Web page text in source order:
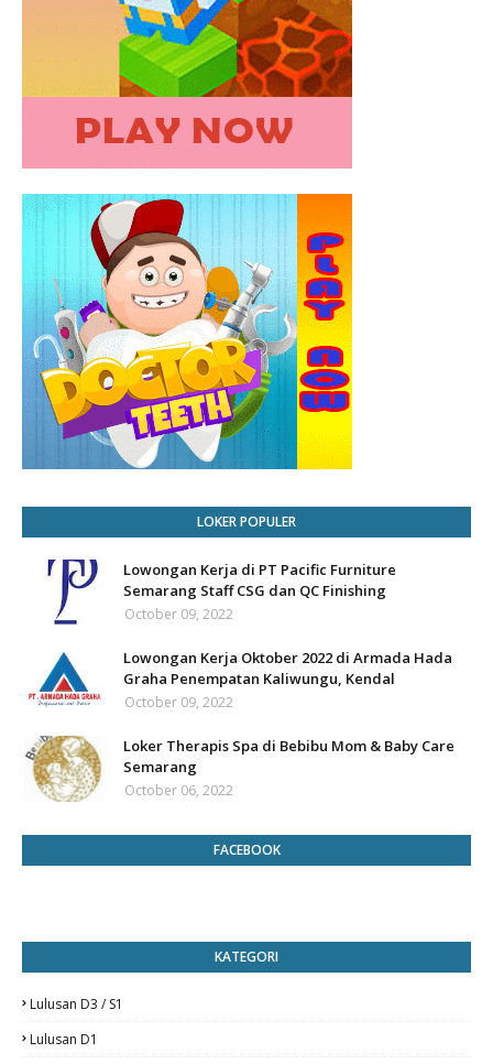
LOKER POPULER
Lowongan Kerja di PT Pacific Furniture
Semarang Staff CSG dan QC Finishing
October 09, 2022
Lowongan Kerja Oktober 2022 di Armada Hada
Graha Penempatan Kaliwungu, Kendal
October 09, 2022
Loker Therapis Spa di Bebibu Mom & Baby Care
Semarang
October 06, 2022
FACEBOOK
KATEGORI
Lulusan D3 / S1
Lulusan D1